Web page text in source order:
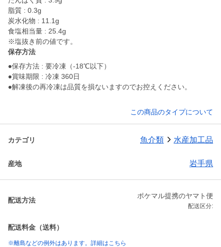
脂質 : 0.3g
炭水化物 : 11.1g
食塩相当量 : 25.4g
※塩抜き前の値です。
保存方法
●保存方法 : 要冷凍（-18℃以下）
●賞味期限 : 冷凍 360日
●解凍後の再冷凍は品質を損ないますのでお控えください。
この商品のタイプについて
カテゴリ 魚介類 水産加工品
産地 岩手県
配送方法
ポケマル提携のヤマト便
配送区分:
配送料金（送料）
※離島などの例外はあります。詳細はこちら